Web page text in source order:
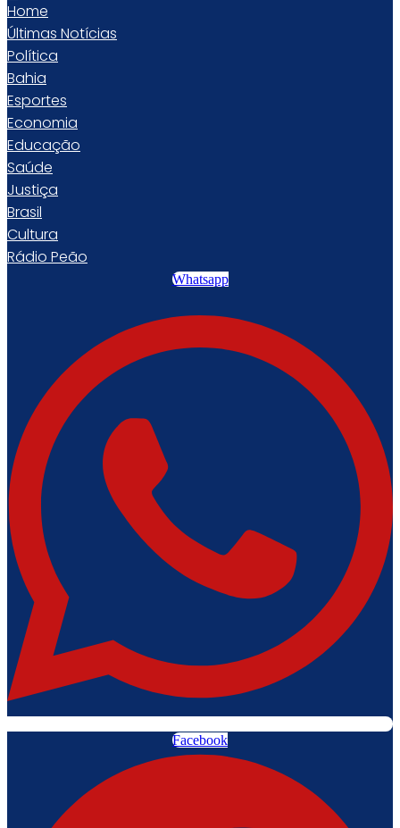
Home
Últimas Notícias
Política
Bahia
Esportes
Economia
Educação
Saúde
Justiça
Brasil
Cultura
Rádio Peão
Whatsapp
Facebook